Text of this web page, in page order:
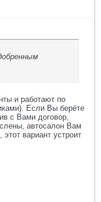
и работают по
Если Вы берёте
с Вами договор,
автосалон Вам
вариант устроит